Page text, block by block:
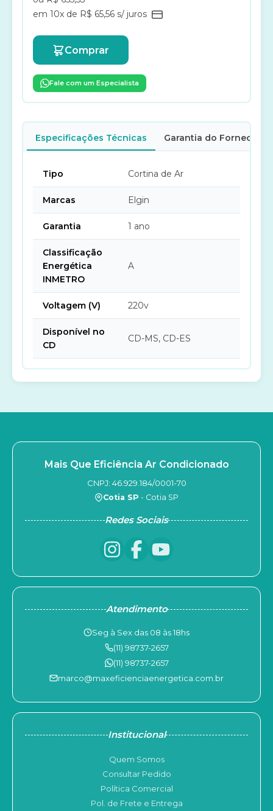
em 10x de R$ 65,56 s/ juros
Comprar
Fale com um Especialista
Especificações Técnicas Garantia do Fornecedor
Tipo Cortina de Ar
Marcas Elgin
Garantia 1 ano
Classificação
Energética
INMETRO
A
Voltagem (V) 220v
Disponível no
CD
CD-MS, CD-ES
Mais Que Eficiência Ar Condicionado
CNPJ: 46.929.184/0001-70
Cotia SP - Cotia SP
Redes Sociais
Atendimento
Seg à Sex das 08 às 18hs
(11) 98737-2657
(11) 98737-2657
marco@maxeficienciaenergetica.com.br
Institucional
Quem Somos
Consultar Pedido
Política Comercial
Pol. de Frete e Entrega